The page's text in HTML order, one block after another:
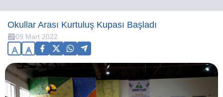
Okullar Arası Kurtuluş Kupası Başladı
09 Mart 2022
A A